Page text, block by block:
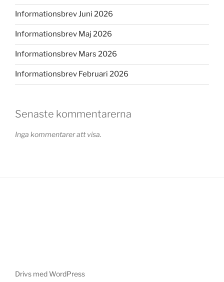
Informationsbrev Juni 2026
Informationsbrev Maj 2026
Informationsbrev Mars 2026
Informationsbrev Februari 2026
Senaste kommentarerna
Inga kommentarer att visa.
Drivs med WordPress